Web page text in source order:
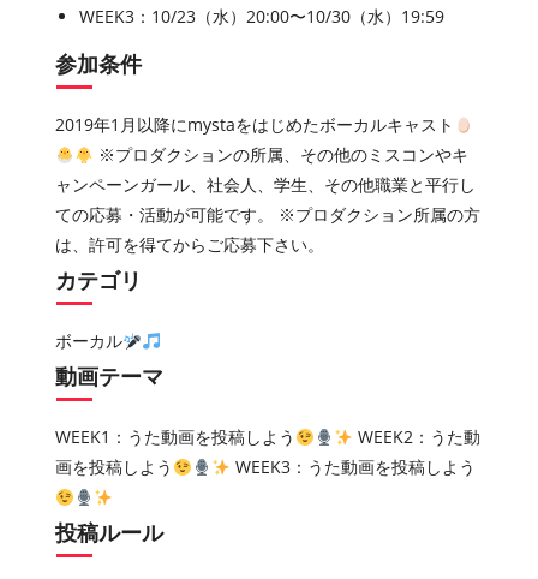
WEEK3：10/23（水）20:00〜10/30（水）19:59
参加条件
2019年1月以降にmystaをはじめたボーカルキャスト
※プロダクションの所属、その他のミスコンやキ
ャンペーンガール、社会人、学生、その他職業と平行し
ての応募・活動が可能です。 ※プロダクション所属の方
は、許可を得てからご応募下さい。
カテゴリ
ボーカル
動画テーマ
WEEK1：うた動画を投稿しよう
WEEK2：うた動
画を投稿しよう
WEEK3：うた動画を投稿しよう
投稿ルール